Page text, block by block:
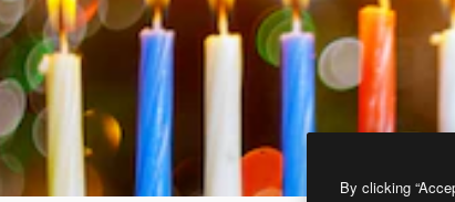
By clicking